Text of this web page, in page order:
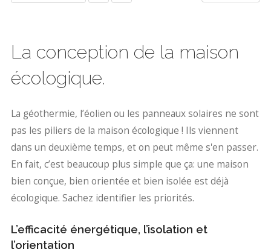
La conception de la maison
écologique.
La géothermie, l’éolien ou les panneaux solaires ne sont
pas les piliers de la maison écologique ! Ils viennent
dans un deuxième temps, et on peut même s'en passer.
En fait, c’est beaucoup plus simple que ça: une maison
bien conçue, bien orientée et bien isolée est déjà
écologique. Sachez identifier les priorités.
L’efficacité énergétique, l’isolation et
l’orientation